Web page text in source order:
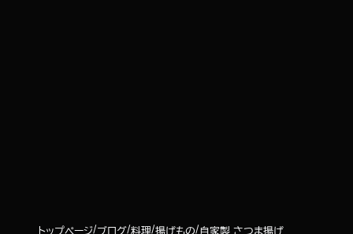
トップページ ブログ 料理 揚げもの 自家製 さつま揚げ